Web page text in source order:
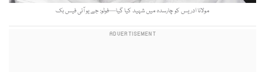
مولانا ادریس کو چارسدہ میں شہید کیا گیا—فوٹو: جے یو آئی فیس بک